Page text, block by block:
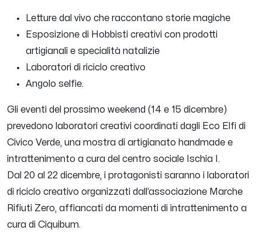
Letture dal vivo che raccontano storie magiche
Esposizione di Hobbisti creativi con prodotti
artigianali e specialità natalizie
Laboratori di riciclo creativo
Angolo selfie.
Gli eventi del prossimo weekend (14 e 15 dicembre)
prevedono laboratori creativi coordinati dagli Eco Elfi di
Civico Verde, una mostra di artigianato handmade e
intrattenimento a cura del centro sociale Ischia I.
Dal 20 al 22 dicembre, i protagonisti saranno i laboratori
di riciclo creativo organizzati dall’associazione Marche
Rifiuti Zero, affiancati da momenti di intrattenimento a
cura di Ciquibum.